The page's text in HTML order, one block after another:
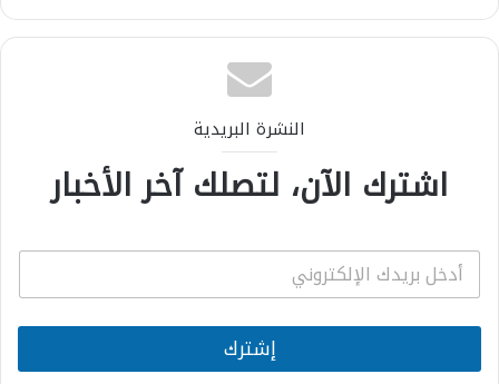
النشرة البريدية
اشترك الآن، لتصلك آخر الأخبار
E
a
i
* إشترك